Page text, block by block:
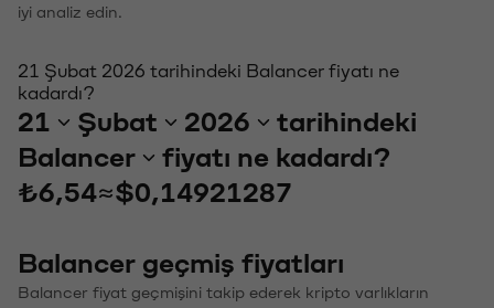
iyi analiz edin.
21 Şubat 2026 tarihindeki Balancer fiyatı ne
kadardı?
21 Şubat 2026
tarihindeki
Balancer
fiyatı ne kadardı?
₺6,54≈$0,14921287
Balancer geçmiş fiyatları
Balancer fiyat geçmişini takip ederek kripto varlıkların